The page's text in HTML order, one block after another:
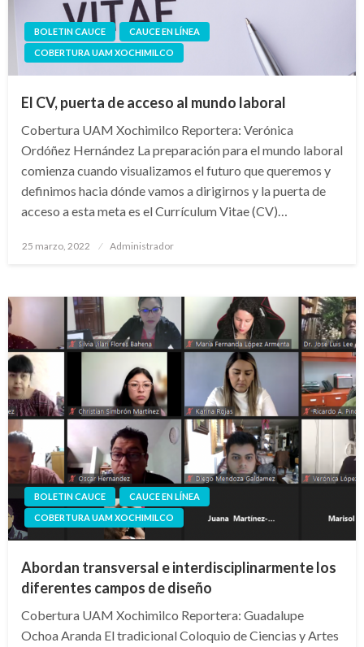
BOLETIN CAUCE
CAUCE EN LÍNEA
COBERTURA UAM XOCHIMILCO
El CV, puerta de acceso al mundo laboral
Cobertura UAM Xochimilco Reportera: Verónica
Ordóñez Hernández La preparación para el mundo laboral
comienza cuando visualizamos el futuro que queremos y
definimos hacia dónde vamos a dirigirnos y la puerta de
acceso a esta meta es el Currículum Vitae (CV)…
Publicado
25 marzo, 2022 Administrador
BOLETIN CAUCE
CAUCE EN LÍNEA
COBERTURA UAM XOCHIMILCO
Abordan transversal e interdisciplinarmente los
diferentes campos de diseño
Cobertura UAM Xochimilco Reportera: Guadalupe
Ochoa Aranda El tradicional Coloquio de Ciencias y Artes